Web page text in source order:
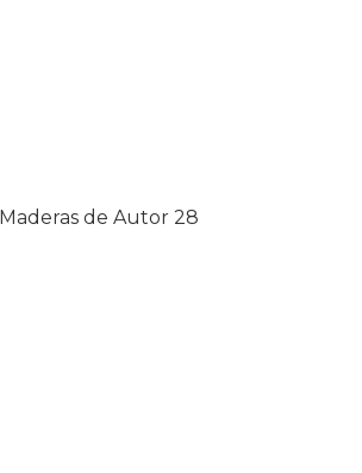
Maderas de Autor 28